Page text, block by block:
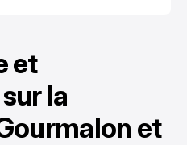
et
la
et